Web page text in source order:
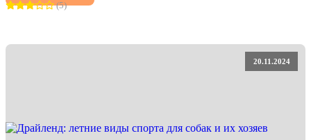
(5)
20.11.2024